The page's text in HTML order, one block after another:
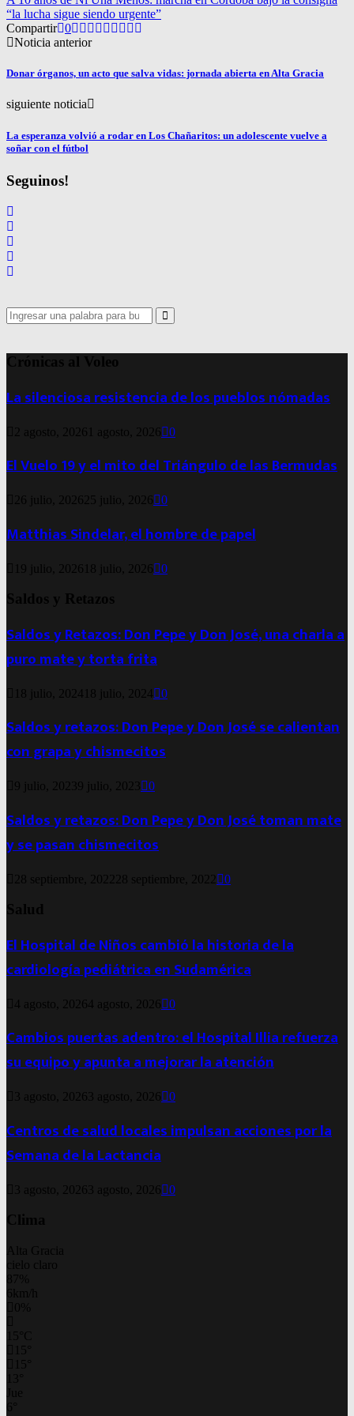
“la lucha sigue siendo urgente”
Compartir 0
Noticia anterior
Donar órganos, un acto que salva vidas: jornada abierta en Alta Gracia
siguiente noticia
La esperanza volvió a rodar en Los Chañaritos: un adolescente vuelve a
soñar con el fútbol
Seguinos!
Search
for:
Search
Crónicas al Voleo
La silenciosa resistencia de los pueblos nómadas
2 agosto, 2026 1 agosto, 2026 0
El Vuelo 19 y el mito del Triángulo de las Bermudas
26 julio, 2026 25 julio, 2026 0
Matthias Sindelar, el hombre de papel
19 julio, 2026 18 julio, 2026 0
Saldos y Retazos
Saldos y Retazos: Don Pepe y Don José, una charla a
puro mate y torta frita
18 julio, 2024 18 julio, 2024 0
Saldos y retazos: Don Pepe y Don José se calientan
con grapa y chismecitos
9 julio, 20239 julio, 2023 0
Saldos y retazos: Don Pepe y Don José toman mate
y se pasan chismecitos
28 septiembre, 2022 28 septiembre, 2022 0
Salud
El Hospital de Niños cambió la historia de la
cardiología pediátrica en Sudamérica
4 agosto, 20264 agosto, 2026 0
Cambios puertas adentro: el Hospital Illia refuerza
su equipo y apunta a mejorar la atención
3 agosto, 2026 3 agosto, 2026 0
Centros de salud locales impulsan acciones por la
Semana de la Lactancia
3 agosto, 2026 3 agosto, 2026 0
Clima
Alta Gracia
cielo claro
87%
6km/h
0%
15 C
15
15
13
Jue
6